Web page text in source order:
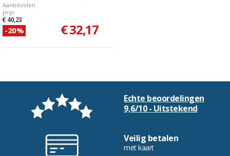
Aanbevolen
prijs
€ 40,23
-20% € 32,17
Echte beoordelingen
9,6/10 - Uitstekend
Veilig betalen
met kaart